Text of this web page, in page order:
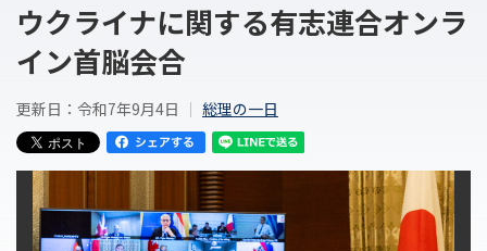
ウクライナに関する有志連合オンラ
イン首脳会合
更新日：令和7年9月4日 総理の一日